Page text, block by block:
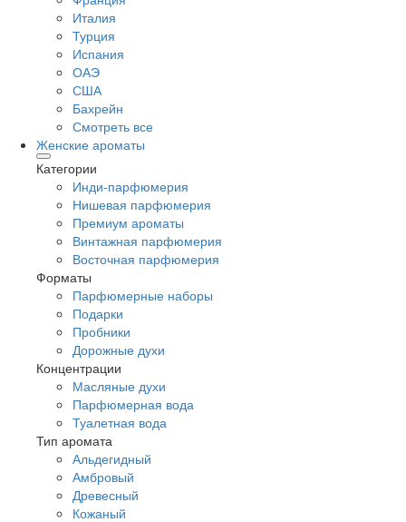
Италия
Турция
Испания
ОАЭ
США
Бахрейн
Смотреть все
Женские ароматы
Категории
Инди-парфюмерия
Нишевая парфюмерия
Премиум ароматы
Винтажная парфюмерия
Восточная парфюмерия
Форматы
Парфюмерные наборы
Подарки
Пробники
Дорожные духи
Концентрации
Масляные духи
Парфюмерная вода
Туалетная вода
Тип аромата
Альдегидный
Амбровый
Древесный
Кожаный